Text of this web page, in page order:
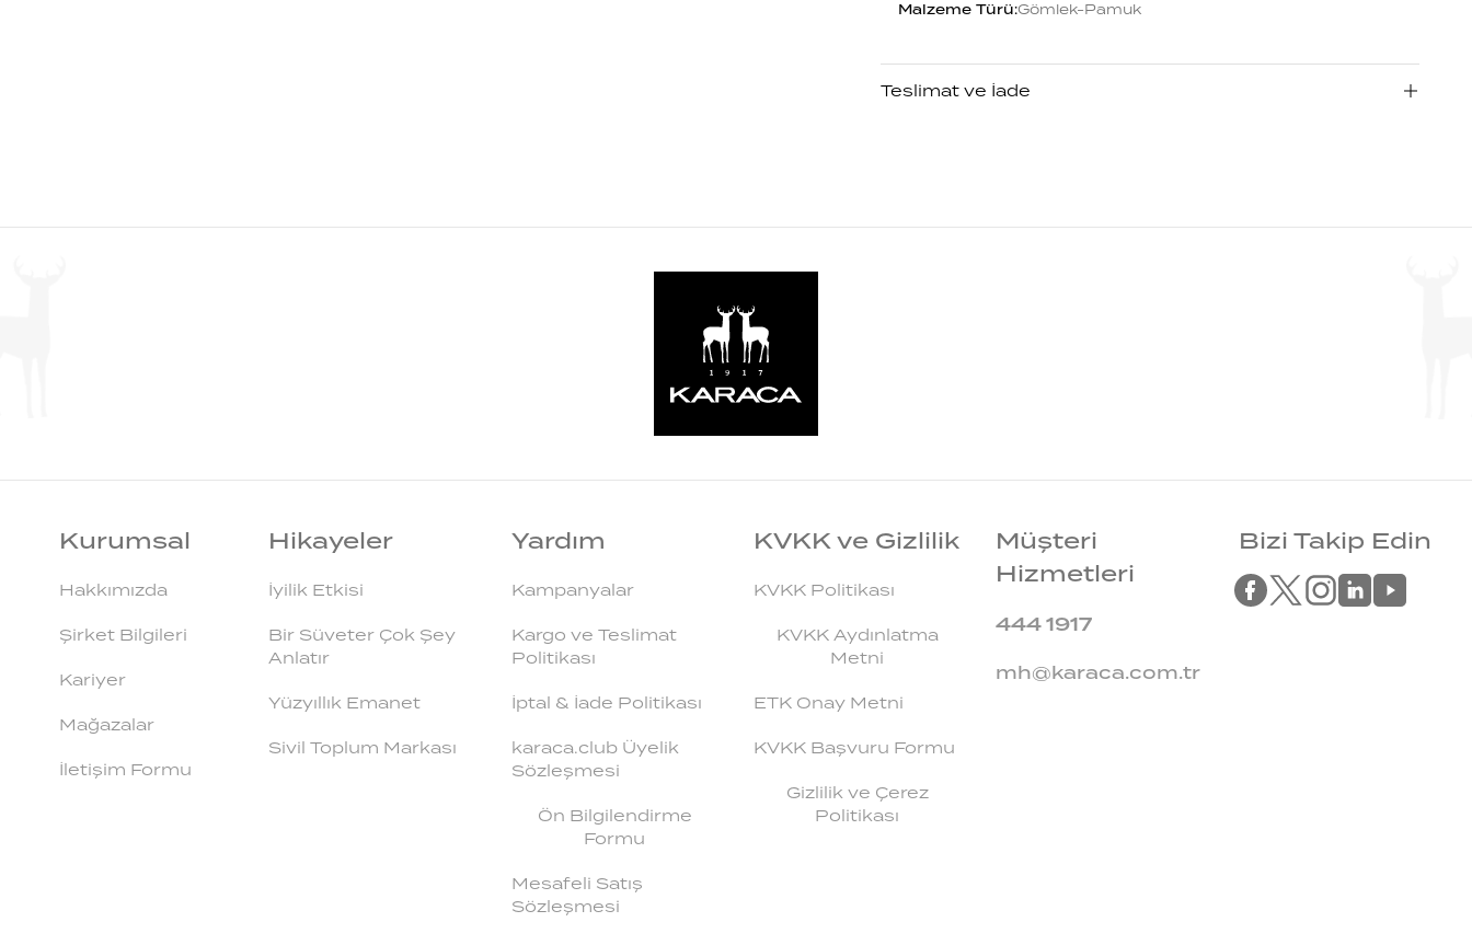
Malzeme Türü:Gömlek-Pamuk
Teslimat ve İade
Kurumsal
Hakkımızda
Şirket Bilgileri
Kariyer
Mağazalar
İletişim Formu
Hikayeler
İyilik Etkisi
Bir Süveter Çok Şey
Anlatır
Yüzyıllık Emanet
Sivil Toplum Markası
Yardım
Kampanyalar
Kargo ve Teslimat
Politikası
İptal & İade Politikası
karaca.club Üyelik
Sözleşmesi
Ön Bilgilendirme
Formu
Mesafeli Satış
Sözleşmesi
KVKK ve Gizlilik
KVKK Politikası
KVKK Aydınlatma
Metni
ETK Onay Metni
KVKK Başvuru Formu
Gizlilik ve Çerez
Politikası
Müşteri
Hizmetleri
444 1917
mh@karaca.com.tr
Bizi Takip Edin